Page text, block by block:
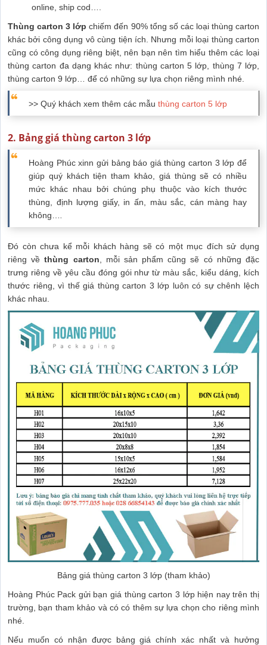
online, ship cod….
Thùng carton 3 lớp chiếm đến 90% tổng số các loại thùng carton
khác bởi công dụng vô cùng tiện ích. Nhưng mỗi loại thùng carton
cũng có công dụng riêng biệt, nên bạn nên tìm hiểu thêm các loại
thùng carton đa dạng khác như: thùng carton 5 lớp, thùng 7 lớp,
thùng carton 9 lớp… để có những sự lựa chọn riêng mình nhé.
>> Quý khách xem thêm các mẫu thùng carton 5 lớp
2. Bảng giá thùng carton 3 lớp
Hoàng Phúc xinn gửi bảng báo giá thùng carton 3 lớp để
giúp quý khách tiện tham khảo, giá thùng sẽ có nhiều
mức khác nhau bởi chúng phụ thuộc vào kích thước
thùng, định lượng giấy, in ấn, màu sắc, cán màng hay
không…
Đó còn chưa kể mỗi khách hàng sẽ có một mục đích sử dụng
riêng vềthùng carton , mỗi sản phẩm cũng sẽ có những đặc
trưng riêng về yêu cầu đóng gói như từ màu sắc, kiểu dáng, kích
thước riêng, vì thế giá thùng carton 3 lớp luôn có sự chênh lệch
khác nhau.
Bảng giá thùng carton 3 lớp (tham khảo)
Hoàng Phúc Pack gửi bạn giá thùng carton 3 lớp hiện nay trên thị
trường, bạn tham khảo và có có thêm sự lựa chọn cho riêng mình
nhé.
Nếu muốn có nhận được bảng giá chính xác nhất và hưởng